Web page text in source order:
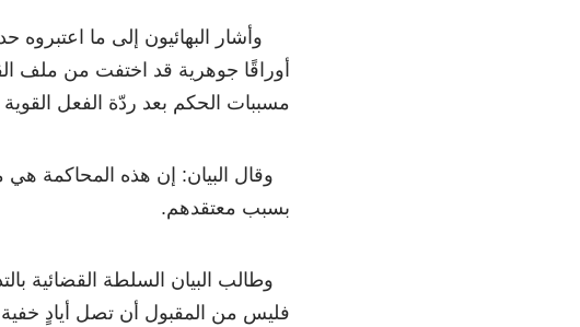
وأشار البهائيون إلى ما
أوراقًا جوهرية قد اختفت من ملف
مسببات الحكم بعد ردّة الفعل
وقال البيان: إن هذه المحاكمة هي
بسبب معتقدهم.
وطالب البيان السلطة القضائية
فليس من المقبول أن تصل أيادٍ